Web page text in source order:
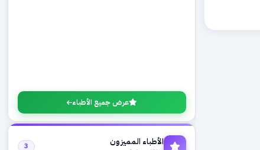
الأطباء المميزون 3